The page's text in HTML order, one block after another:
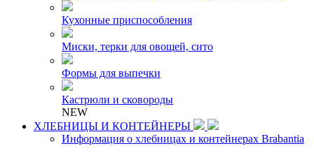
Кухонные приспособления
Миски, терки для овощей, сито
Формы для выпечки
Кастрюли и сковороды
NEW
ХЛЕБНИЦЫ И КОНТЕЙНЕРЫ
Информация о хлебницах и контейнерах Brabantia